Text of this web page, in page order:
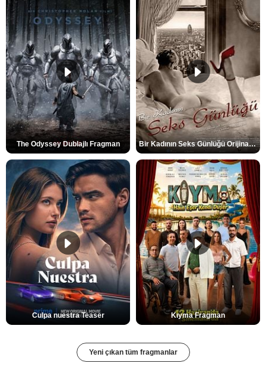
The Odyssey Dublajlı Fragman Bir Kadının Seks Günlüğü Orijinal Fragman
Culpa nuestra Teaser Kıyma Fragman
Yeni çıkan tüm fragmanlar